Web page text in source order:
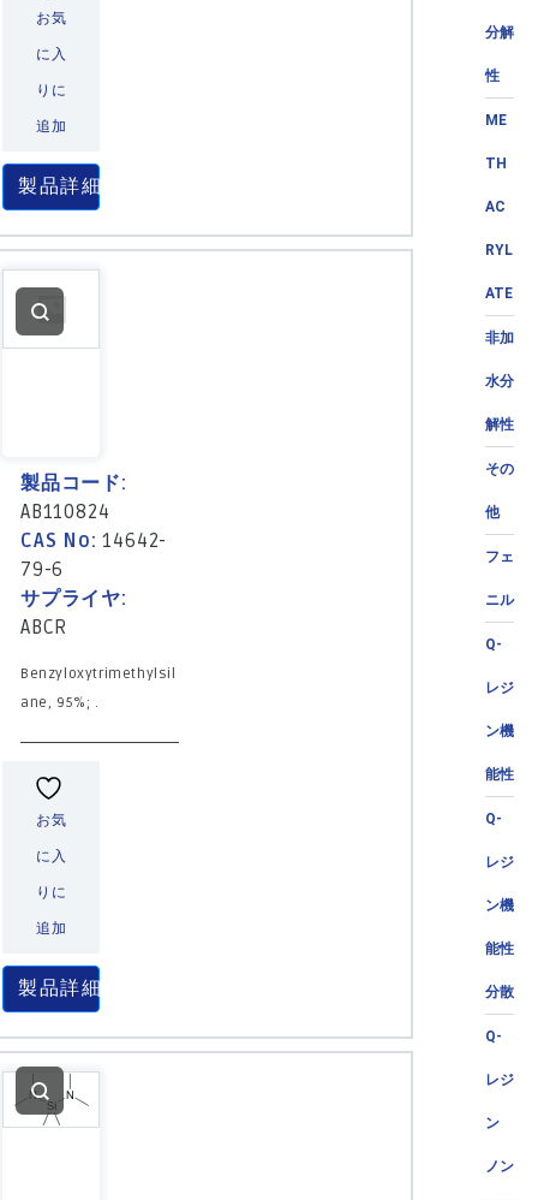
分解
性
ME
TH
AC
RYL
ATE
非加
水分
解性
その
他
フェ
ニル
Q-
レジ
ン機
能性
Q-
レジ
ン機
能性
分散
Q-
レジ
ン
ノン
お気
に入
りに
追加
製品詳細
製品コード:
AB110824
CAS No:14642-
79-6
サプライヤ:
ABCR
Benzyloxytrimethylsil
ane, 95%; .
お気
に入
りに
追加
製品詳細